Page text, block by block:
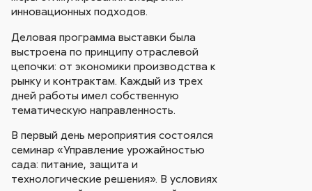
инновационных подходов.
Деловая программа выставки была
выстроена по принципу отраслевой
цепочки: от экономики производства к
рынку и контрактам. Каждый из трех
дней работы имел собственную
тематическую направленность.
В первый день мероприятия состоялся
семинар «Управление урожайностью
сада: питание, защита и
технологические решения». В условиях